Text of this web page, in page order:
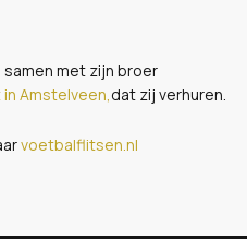
met zijn broer
Amstelveen,dat zij verhuren.
voetbalflitsen.nl